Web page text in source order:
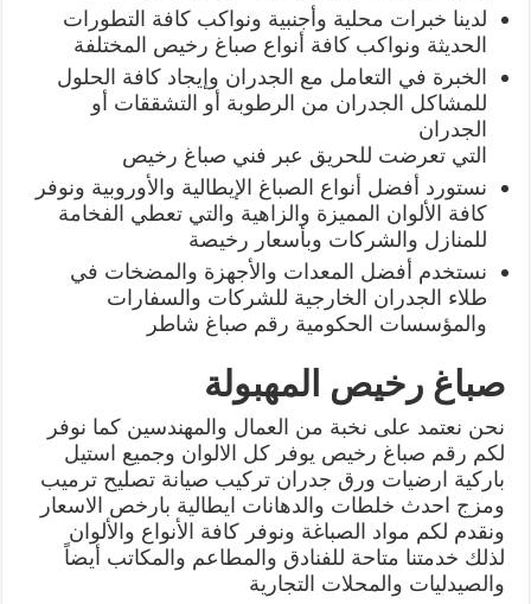
لدينا خبرات محلية وأجنبية ونواكب كافة التطورات
الحديثة ونواكب كافة أنواع صباغ رخيص المختلفة
الخبرة في التعامل مع الجدران وإيجاد كافة الحلول
للمشاكل الجدران من الرطوبة أو التشققات أو
الجدران
التي تعرضت للحريق عبر فني صباغ رخيص
نستورد أفضل أنواع الصباغ الإيطالية والأوروبية ونوفر
كافة الألوان المميزة والزاهية والتي تعطي الفخامة
للمنازل والشركات وبأسعار رخيصة
نستخدم أفضل المعدات والأجهزة والمضخات في
طلاء الجدران الخارجية للشركات والسفارات
والمؤسسات الحكومية رقم صباغ شاطر
صباغ رخيص المهبولة
نحن نعتمد على نخبة من العمال والمهندسين كما نوفر
لكم رقم صباغ رخيص يوفر كل الالوان وجميع استيل
باركية ارضيات ورق جدران تركيب صيانة تصليح ترميب
ومزج احدث خلطات والدهانات ايطالية بارخص الاسعار
ونقدم لكم مواد الصباغة ونوفر كافة الأنواع والألوان
لذلك خدمتنا متاحة للفنادق والمطاعم والمكاتب أيضاً
والصيدليات والمحلات التجارية